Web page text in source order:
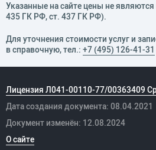
Указанные на сайте цены не
435 ГК РФ, cт. 437 ГК РФ).
Для уточнения стоимости услуг и
в справочную, тел.: +7 (495) 126-41-31
Лицензия Л041-00110-77/00363409
Дата создания документа: 08.04.2021
Документ изменён: 12.08.2024
О сайте